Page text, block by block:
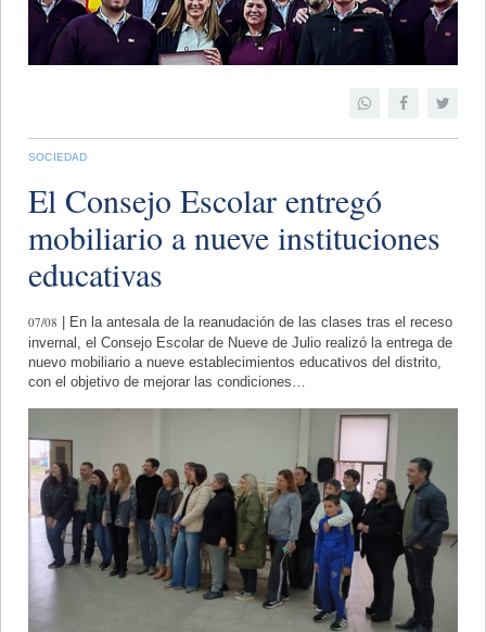
SOCIEDAD
El Consejo Escolar entregó
mobiliario a nueve instituciones
educativas
07/08 | En la antesala de la reanudación de las clases tras el receso
invernal, el Consejo Escolar de Nueve de Julio realizó la entrega de
nuevo mobiliario a nueve establecimientos educativos del distrito,
con el objetivo de mejorar las condiciones…